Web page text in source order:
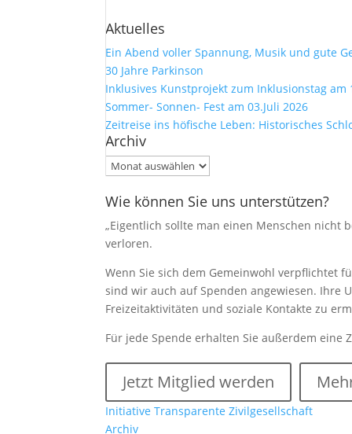
Aktuelles
Ein Abend voller Spannung, Musik und gute
30 Jahre Parkinson
Inklusives Kunstprojekt zum Inklusionstag am
Sommer- Sonnen- Fest am 03.Juli 2026
Zeitreise ins höfische Leben: Historisches
Archiv
Archiv
Wie können Sie uns unterstützen?
„Eigentlich sollte man einen Menschen nicht
verloren.
Wenn Sie sich dem Gemeinwohl verpflichtet
sind wir auch auf Spenden angewiesen. Ihre
Freizeitaktivitäten und soziale Kontakte zu
Für jede Spende erhalten Sie außerdem eine
Jetzt Mitglied werden
Initiative Transparente Zivilgesellschaft
Archiv